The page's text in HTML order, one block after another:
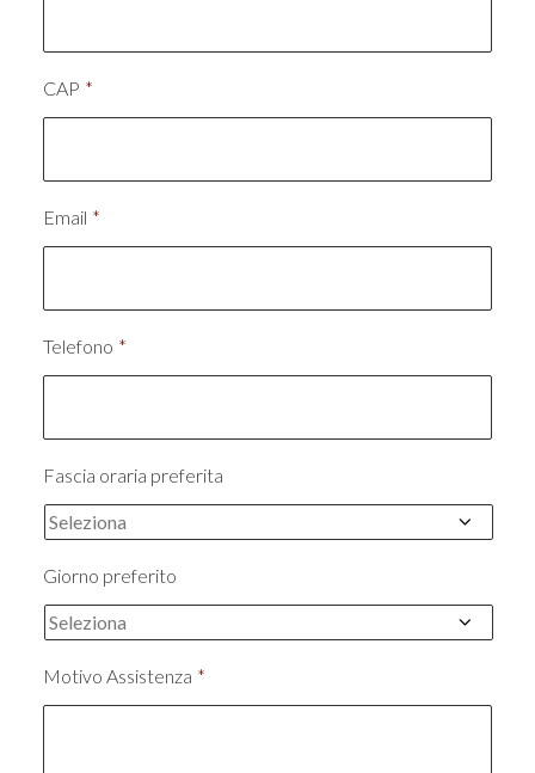
CAP *
Email *
Telefono *
Fascia oraria preferita
Giorno preferito
Motivo Assistenza *